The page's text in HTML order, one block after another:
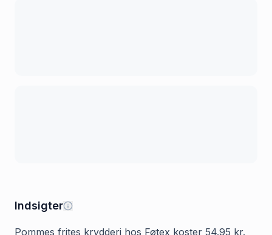
Indsigter
Pommes frites krydderi hos Føtex koster 54.95 kr.